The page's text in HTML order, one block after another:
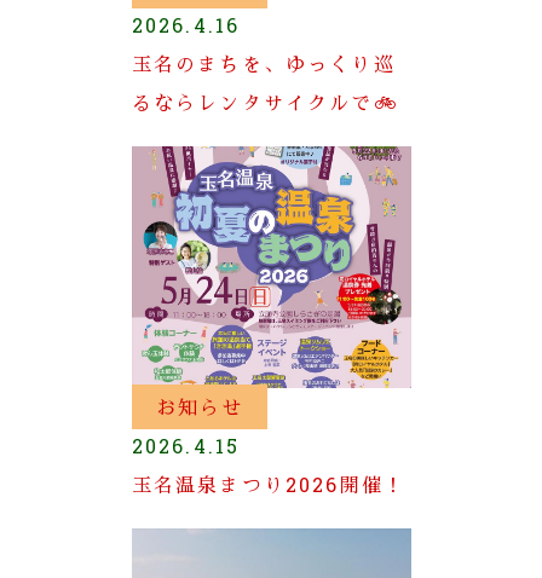
2026.4.16
玉名のまちを、ゆっくり巡
るならレンタサイクルで🚲
お知らせ
2026.4.15
玉名温泉まつり2026開催！